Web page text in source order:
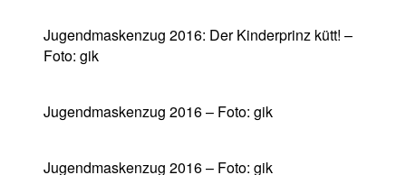
Jugendmaskenzug 2016: Der Kinderprinz kütt! –
Foto: gik
Jugendmaskenzug 2016 – Foto: gik
Jugendmaskenzug 2016 – Foto: gik